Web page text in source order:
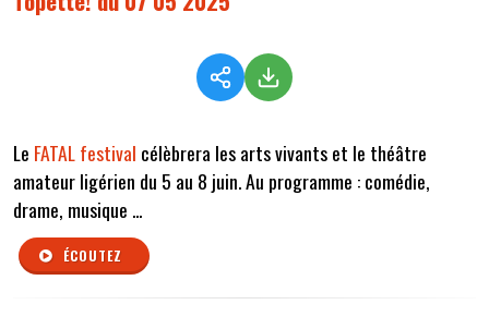
Le FATAL festival célèbrera les arts vivants et le théâtre
amateur ligérien du 5 au 8 juin. Au programme : comédie,
drame, musique ...
ÉCOUTEZ